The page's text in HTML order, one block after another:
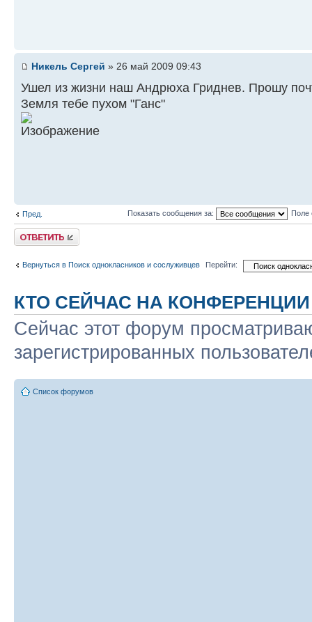
Никель Сергей » 26 май 2009 09:43
Ушел из жизни наш Андрюха Гриднев. Прошу
Земля тебе пухом "Ганс"
Пред. Показать сообщения за: Поле
Ответить
Вернуться в Поиск однокласников и сослуживцев Перейти:
КТО СЕЙЧАС НА КОНФЕРЕНЦИИ
Сейчас этот форум
зарегистрированных
Список форумов